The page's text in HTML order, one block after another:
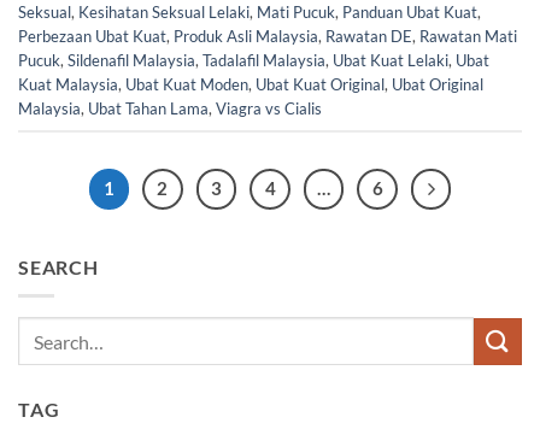
Seksual, Kesihatan Seksual Lelaki, Mati Pucuk, Panduan Ubat Kuat,
Perbezaan Ubat Kuat, Produk Asli Malaysia, Rawatan DE, Rawatan Mati
Pucuk,Sildenafil Malaysia,Tadalafil Malaysia, Ubat Kuat Lelaki, Ubat
Kuat Malaysia, Ubat Kuat Moden, Ubat Kuat Original, Ubat Original
Malaysia, Ubat Tahan Lama,Viagra vs Cialis
1 2 3 4 … 6
SEARCH
TAG